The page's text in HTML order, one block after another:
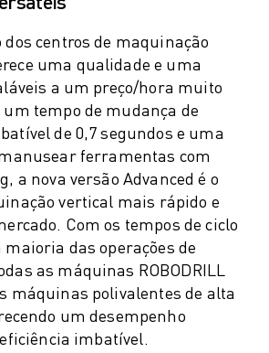
POR INJEÇÃO ELÉCTRICA ROBOSHOT
ROBOSHOT
DA ROBOSHOT
A FIO
DE CORTE A FIO
ROBOCUT
INTELIGENTES
dos centros de maquinação
uma qualidade e uma
a um preço/hora muito
tempo de mudança de
de 0,7 segundos e uma
ferramentas com
a nova versão Advanced é o
vertical mais rápido e
Com os tempos de ciclo
das operações de
as máquinas ROBODRILL
máquinas polivalentes de alta
um desempenho
imbatível.